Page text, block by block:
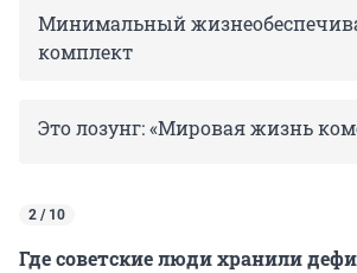
Минимальный
комплект
Это лозунг: «Мировая жизнь
2 / 10
Где советские люди хранили